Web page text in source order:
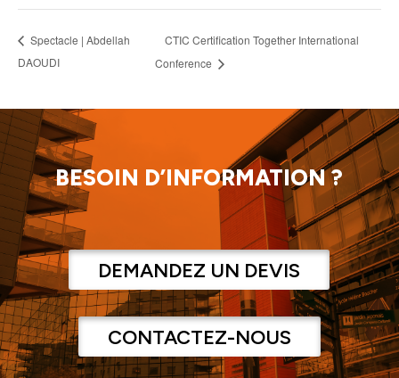
Spectacle | Abdellah
DAOUDI
CTIC Certification Together International
Conference
BESOIN D’INFORMATION ?
DEMANDEZ UN DEVIS
CONTACTEZ-NOUS